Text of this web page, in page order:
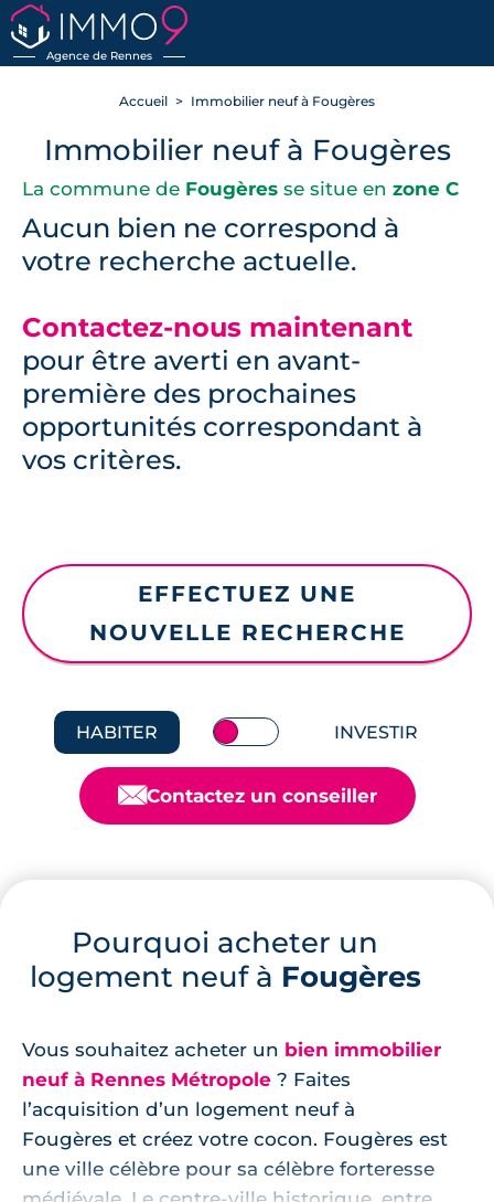
Agence de Rennes
RETOUR
Accueil Immobilier neuf à Fougères
Immobilier neuf à Fougères
La commune de Fougères se situe en zone C
Aucun bien ne correspond à
votre recherche actuelle.
Contactez-nous maintenant
pour être averti en avant-
première des prochaines
opportunités correspondant à
vos critères.
EFFECTUEZ UNE
NOUVELLE RECHERCHE
HABITER INVESTIR
📧Contactez un conseiller
Pourquoi acheter un
logement neuf à Fougères
Vous souhaitez acheter un bien immobilier
neuf à Rennes Métropole ? Faites
l’acquisition d’un logement neuf à
Fougères et créez votre cocon. Fougères est
une ville célèbre pour sa célèbre forteresse